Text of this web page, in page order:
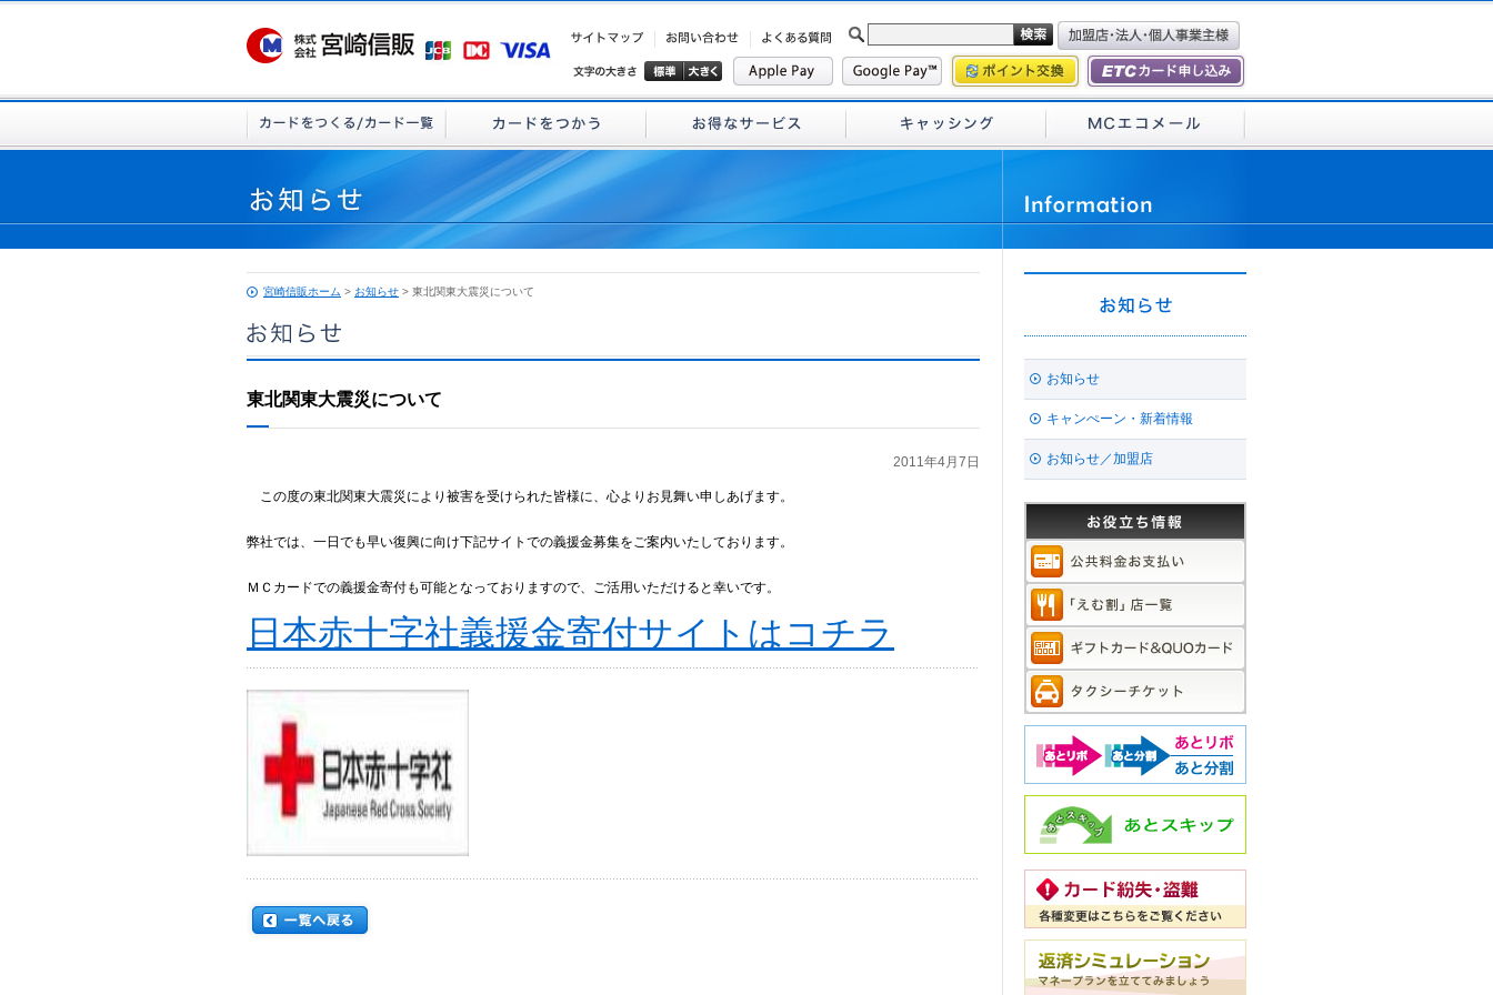
宮崎信販ホーム > お知らせ > 東北関東大震災について
東北関東大震災について
2011年4月7日
この度の東北関東大震災により被害を受けられた皆様に、心よりお見舞い申しあげます。
弊社では、一日でも早い復興に向け下記サイトでの義援金募集をご案内いたしております。
ＭＣカードでの義援金寄付も可能となっておりますので、ご活用いただけると幸いです。
日本赤十字社義援金寄付サイトはコチラ
お知らせ
キャンぺーン・新着情報
お知らせ／加盟店